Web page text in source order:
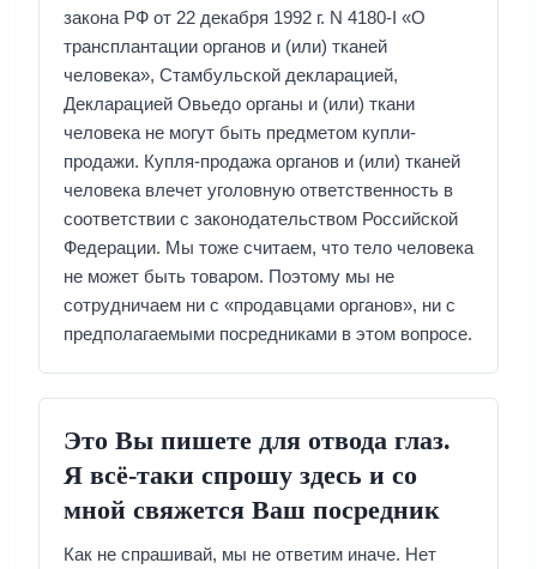
закона РФ от 22 декабря 1992 г. N 4180-I «О
трансплантации органов и (или) тканей
человека», Стамбульской декларацией,
Декларацией Овьедо органы и (или) ткани
человека не могут быть предметом купли-
продажи. Купля-продажа органов и (или) тканей
человека влечет уголовную ответственность в
соответствии с законодательством Российской
Федерации. Мы тоже считаем, что тело человека
не может быть товаром. Поэтому мы не
сотрудничаем ни с «продавцами органов», ни с
предполагаемыми посредниками в этом вопросе.
Это Вы пишете для отвода глаз.
Я всё-таки спрошу здесь и со
мной свяжется Ваш посредник
Как не спрашивай, мы не ответим иначе. Нет